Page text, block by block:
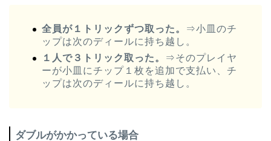
全員が１トリックずつ取った。
⇒小皿のチ
ップは次のディールに持ち越し。
１人で３トリック取った。
⇒そのプレイヤ
ーが小皿にチップ１枚を追加で支払い、チ
ップは次のディールに持ち越し。
ダブルがかかっている場合